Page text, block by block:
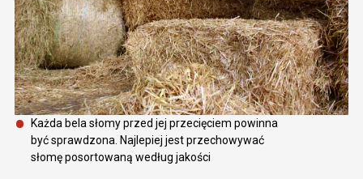
Każda bela słomy przed jej przecięciem powinna
być sprawdzona. Najlepiej jest przechowywać
słomę posortowaną według jakości